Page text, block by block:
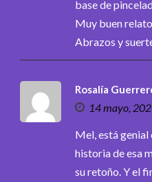
base de
Muy buen
Abrazos y
Rosalía
14 mayo,
Mel, está genial
historia de esa
su retoño. Y el